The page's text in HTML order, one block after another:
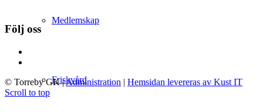
Medlemskap
Friskvård
Följ oss
© Torreby GK|Administration | Hemsidan levereras av Kust IT
Scroll to top